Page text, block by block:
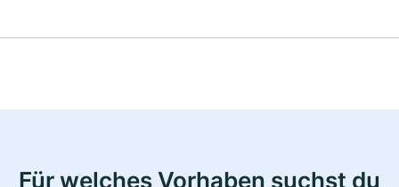
Für welches Vorhaben suchst du